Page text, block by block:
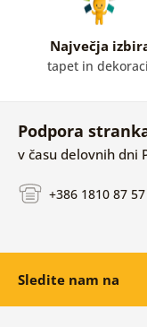
Največja
tapet in
Podpora
v času delovnih dni
+386 1810 87 57
Sledite nam na